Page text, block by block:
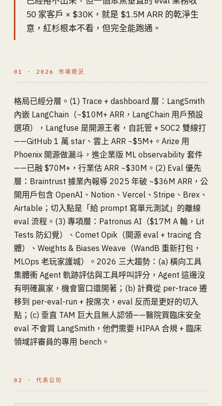
50 家客戶 × $30K，就是 $1.5M ARR 的乾淨生
意，紅杉根本不看，但完全能跑通。
01 · 2026 市場現況
格局已經分層。(1) Trace + dashboard 層：LangSmith
內嵌 LangChain（~$10M+ ARR，LangChain 用戶預設
選項），Langfuse 是開源王者，自託管 + SOC2 雙線打
——GitHub 1 萬 star、雲上 ARR ~$5M+。Arize 用
Phoenix 開源做漏斗，進企業版 ML observability 套件
——已融 $70M+，行業估 ARR ~$30M。(2) Eval 優先
層：Braintrust 據業內報導 2025 年破 ~$36M ARR，公
開用戶包含 OpenAI、Notion、Vercel、Stripe、Brex、
Airtable；切入點是「給 prompt 寫單元測試」的離線
eval 流程。(3) 專項層：Patronus AI（$17M A 輪，Lit
Tests 防幻覺）、Comet Opik（開源 eval + tracing 合
體）、Weights & Biases Weave（WandB 重新打包，
MLOps 老玩家護城）。2026 三大趨勢：(a) 橫向工具
集體衝 Agent 軌跡評估與工具呼叫評分，Agent 這邊沒
有明確贏家，機會窗口還開著；(b) 計費從 per-trace 遷
移到 per-eval-run + 按席次，eval 反而是更好的切入
點；(c) 垂直 TAM 巨大且無人認領——醫院買臨床安全
eval 不會買 LangSmith，他們需要 HIPAA 合規 + 臨床
領域評審員的專用 bench。
02 · 代表公司